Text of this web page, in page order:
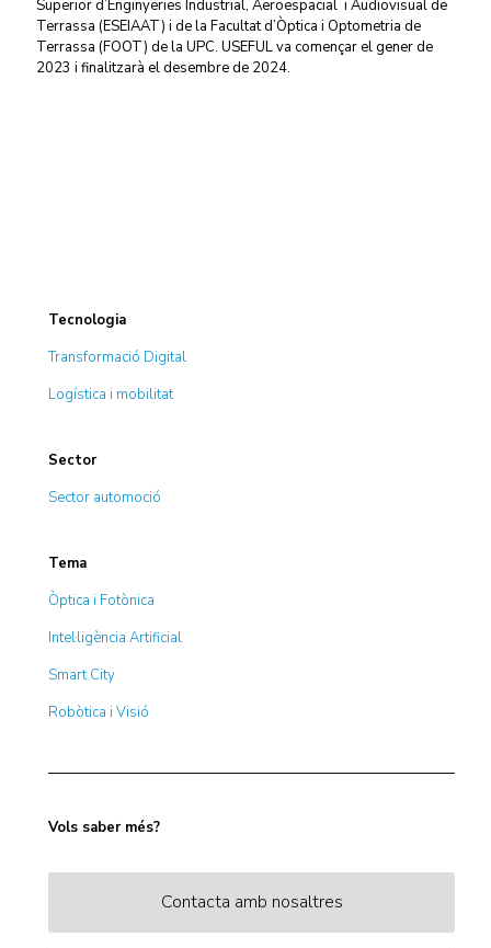
Superior d’Enginyeries Industrial, Aeroespacial i Audiovisual de
Terrassa (ESEIAAT) i de la Facultat d’Òptica i Optometria de
Terrassa (FOOT) de la UPC. USEFUL va començar el gener de
2023 i finalitzarà el desembre de 2024.
Tecnologia
Transformació Digital
Logística i mobilitat
Sector
Sector automoció
Tema
Òptica i Fotònica
Intel·ligència Artificial
Smart City
Robòtica i Visió
Vols saber més?
Contacta amb nosaltres